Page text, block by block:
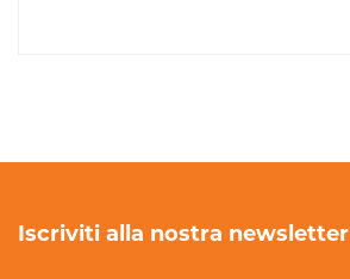
Iscriviti alla nostra newsletter